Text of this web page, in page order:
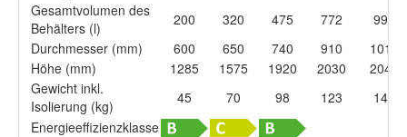
Gesamtvolumen des
Behälters (l)
200 320 475 772
999
Durchmesser (mm)
600 650 740 910
1010
Höhe (mm)
1285 1575 1920 2030
2040
Gewicht inkl.
Isolierung (kg)
45 70 98 123
141
Energieeffizienzklasse